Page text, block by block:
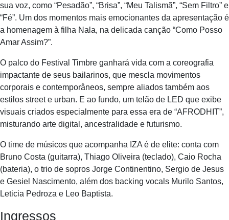
sua voz, como “Pesadão”, “Brisa”, “Meu Talismã”, “Sem Filtro” e
“Fé”. Um dos momentos mais emocionantes da apresentação é
a homenagem à filha Nala, na delicada canção “Como Posso
Amar Assim?”.
O palco do Festival Timbre ganhará vida com a coreografia
impactante de seus bailarinos, que mescla movimentos
corporais e contemporâneos, sempre aliados também aos
estilos street e urban. E ao fundo, um telão de LED que exibe
visuais criados especialmente para essa era de “AFRODHIT”,
misturando arte digital, ancestralidade e futurismo.
O time de músicos que acompanha IZA é de elite: conta com
Bruno Costa (guitarra), Thiago Oliveira (teclado), Caio Rocha
(bateria), o trio de sopros Jorge Continentino, Sergio de Jesus
e Gesiel Nascimento, além dos backing vocals Murilo Santos,
Leticia Pedroza e Leo Baptista.
Ingressos